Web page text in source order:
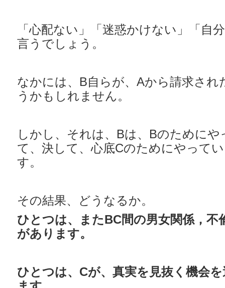
「心配ない」「迷惑かけない」「自
言うでしょう。
なかには、B自らが、Aから請求され
うかもしれません。
しかし、それは、Bは、Bのために
て、決して、心底Cのためにやって
す。
その結果、どうなるか。
ひとつは、またBC間の男女関係，不
があります。
ひとつは、Cが、真実を見抜く機会